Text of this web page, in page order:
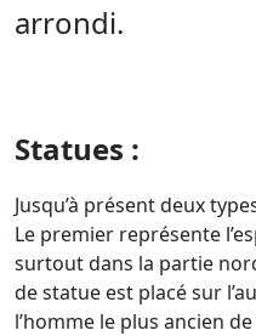
arrondi.
Statues :
Jusqu’à présent deux
Le premier représente
surtout dans la partie
de statue est placé sur
l’homme le plus ancien